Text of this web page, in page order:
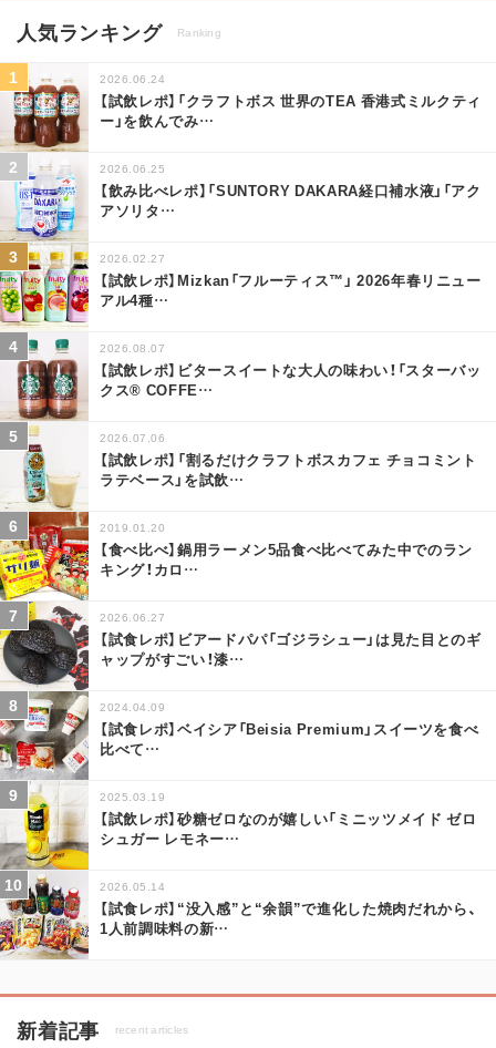
人気ランキング Ranking
2026.06.24
【試飲レポ】「クラフトボス 世界のTEA 香港式ミルクティ
ー」を飲んでみ…
2026.06.25
【飲み比べレポ】「SUNTORY DAKARA経口補水液」「アク
アソリタ…
2026.02.27
【試飲レポ】Mizkan「フルーティス™」 2026年春リニュー
アル4種…
2026.08.07
【試飲レポ】ビタースイートな大人の味わい！「スターバッ
クス® COFFE…
2026.07.06
【試飲レポ】「割るだけクラフトボスカフェ チョコミント
ラテベース」を試飲…
2019.01.20
【食べ比べ】鍋用ラーメン5品食べ比べてみた中でのラン
キング！カロ …
2026.06.27
【試食レポ】ビアードパパ「ゴジラシュー」は見た目とのギ
ャップがすごい！漆…
2024.04.09
【試食レポ】ベイシア「Beisia Premium」スイーツを食べ
比べて…
2025.03.19
【試飲レポ】砂糖ゼロなのが嬉しい「ミニッツメイド ゼロ
シュガー レモネー…
2026.05.14
【試食レポ】“没入感”と“余韻”で進化した焼肉だれから、
1人前調味料の新…
新着記事 recent articles